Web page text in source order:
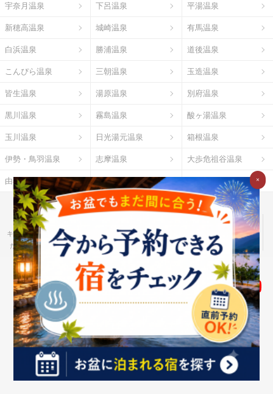
宇奈月温泉 下呂温泉 平湯温泉
新穂高温泉 城崎温泉 有馬温泉
白浜温泉 勝浦温泉 道後温泉
こんぴら温泉 三朝温泉 玉造温泉
皆生温泉 湯原温泉 別府温泉
黒川温泉 霧島温泉 酸ヶ湯温泉
玉川温泉 日光湯元温泉 箱根温泉
伊勢・鳥羽温泉 志摩温泉 大歩危祖谷温泉
由布院温泉 熱海温泉 指宿温泉
お湯たびとは ご利用ガイド Ｇポイント
Ｇランキング
わたしと、暮らし。
キテミヨ
ベストオイシー モノスポ 野に行く。 カウナラ
ミツケヨ
たびゆかし
Ｇ-Ranking 推し活 食pin by Ｇ-Ranking ハーブ酒のススメ
個人のお客さま
法人のお客さま
×